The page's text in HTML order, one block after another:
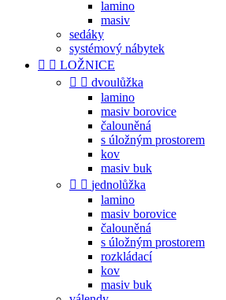
lamino
masiv
sedáky
systémový nábytek
  LOŽNICE
  dvoulůžka
lamino
masiv borovice
čalouněná
s úložným prostorem
kov
masiv buk
  jednolůžka
lamino
masiv borovice
čalouněná
s úložným prostorem
rozkládací
kov
masiv buk